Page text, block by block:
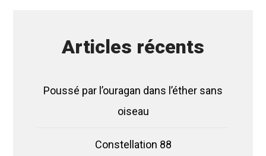
Articles récents
Poussé par l’ouragan dans l’éther sans
oiseau
Constellation 88